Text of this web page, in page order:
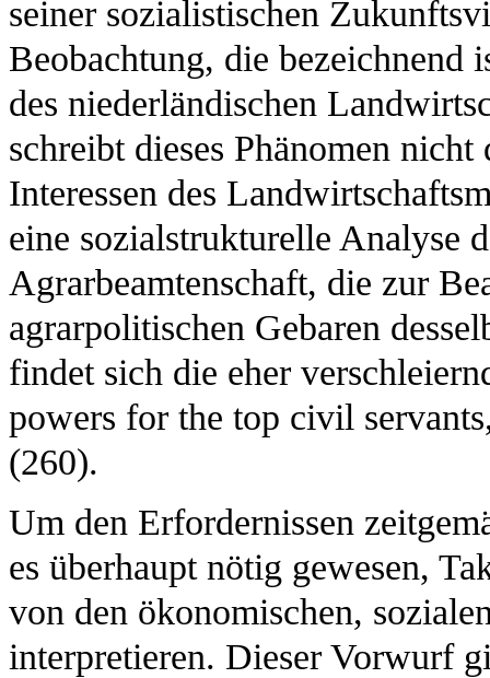
seiner sozialistischen
Beobachtung, die bezeichnend
des niederländischen
schreibt dieses Phänomen
Interessen des
eine sozialstrukturelle Analyse
Agrarbeamtenschaft, die zur
agrarpolitischen Gebaren
findet sich die eher
powers for the top civil
(260).
Um den Erfordernissen
es überhaupt nötig gewesen,
von den ökonomischen,
interpretieren. Dieser Vorwurf